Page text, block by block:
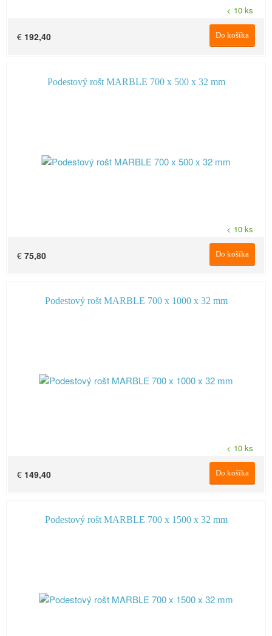
< 10 ks
Do košíka
€ 192,40
Podestový rošt MARBLE 700 x 500 x 32 mm
< 10 ks
Do košíka
€ 75,80
Podestový rošt MARBLE 700 x 1000 x 32 mm
< 10 ks
Do košíka
€ 149,40
Podestový rošt MARBLE 700 x 1500 x 32 mm